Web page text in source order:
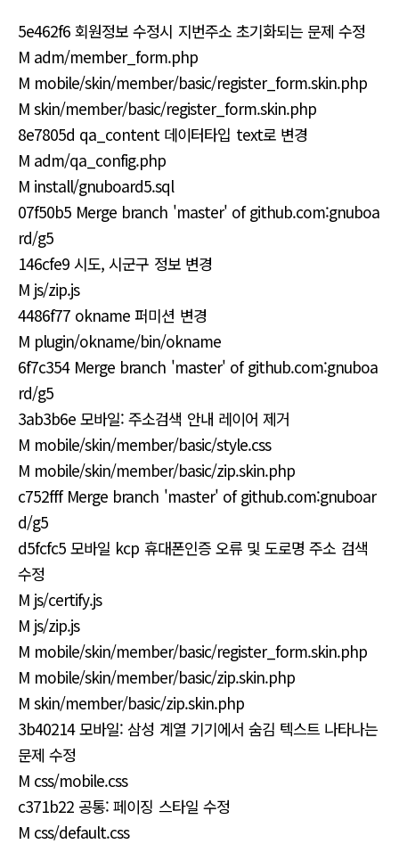
5e462f6 회원정보 수정시 지번주소 초기화되는 문제 수정
M adm/member_form.php
M mobile/skin/member/basic/register_form.skin.php
M skin/member/basic/register_form.skin.php
8e7805d qa_content 데이터타입 text로 변경
M adm/qa_config.php
M install/gnuboard5.sql
07f50b5 Merge branch 'master' of github.com:gnuboa
rd/g5
146cfe9 시도, 시군구 정보 변경
M js/zip.js
4486f77 okname 퍼미션 변경
M plugin/okname/bin/okname
6f7c354 Merge branch 'master' of github.com:gnuboa
rd/g5
3ab3b6e 모바일: 주소검색 안내 레이어 제거
M mobile/skin/member/basic/style.css
M mobile/skin/member/basic/zip.skin.php
c752fff Merge branch 'master' of github.com:gnuboar
d/g5
d5fcfc5 모바일 kcp 휴대폰인증 오류 및 도로명 주소 검색
수정
M js/certify.js
M js/zip.js
M mobile/skin/member/basic/register_form.skin.php
M mobile/skin/member/basic/zip.skin.php
M skin/member/basic/zip.skin.php
3b40214 모바일: 삼성 계열 기기에서 숨김 텍스트 나타나는
문제 수정
M css/mobile.css
c371b22 공통: 페이징 스타일 수정
M css/default.css